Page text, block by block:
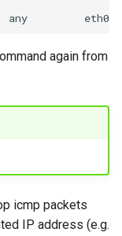
any eth0
again from
icmp packets
IP address (e.g.